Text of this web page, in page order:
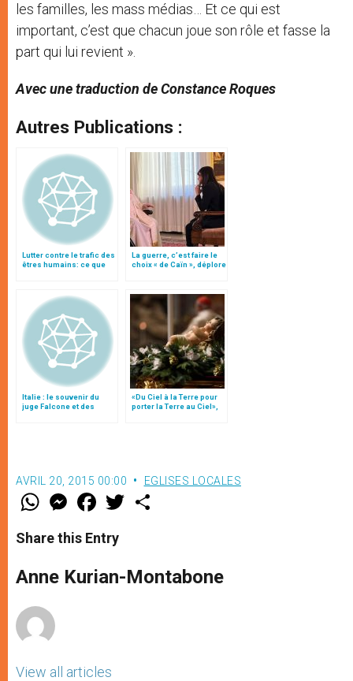
les familles, les mass médias… Et ce qui est
important, c’est que chacun joue son rôle et fasse la
part qui lui revient ».
Avec une traduction de Constance Roques
Autres Publications :
Lutter contre le trafic des
êtres humains: ce que
La guerre, c’est faire le
choix « de Caïn », déplore
Italie : le souvenir du
juge Falcone et des
«Du Ciel à la Terre pour
porter la Terre au Ciel»,
AVRIL 20, 2015 00:00 EGLISES LOCALES
W
t
s
p
p
M
e
s
e
g
e
F
a
e
b
o
k
w
r
Share this Entry
Anne Kurian-Montabone
View all articles